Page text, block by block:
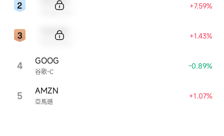
+7.59%
+1.43%
4 谷歌-C
GOOG -0.89%
5 亞馬遜
AMZN +1.07%